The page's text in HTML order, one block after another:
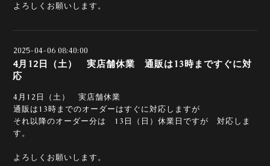
よろしくお願いします。
2025-04-06 08:40:00
4月12日（土） 実店舗休業 通販は13時まですぐに対
応
4月12日（土） 実店舗休業
通販は13時までのオーダーはすぐに対応しますが
それ以降のオーダー分は 13日（日）休業日ですが 対応しま
す。
よろしくお願いします。